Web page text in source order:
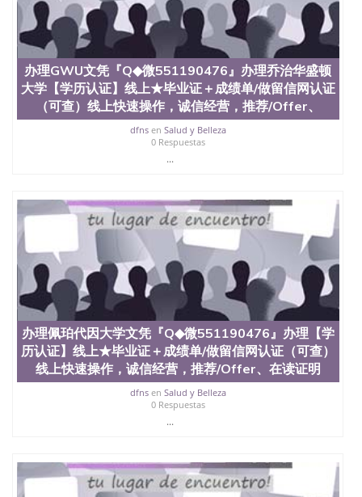
办理GWU文凭『Q◆微551190476』办理乔治华盛顿
大学【学历认证】线上★毕业证＋成绩单/做留信网认证
（可查）线上快速操作，诚信经营，推荐/Offer、
dfnsen Salud y Belleza
0 Respuestas
...
办理佩珀代因大学文凭『Q◆微551190476』办理【学
历认证】线上★毕业证＋成绩单/做留信网认证（可查）
线上快速操作，诚信经营，推荐/Offer、在读证明
dfnsen Salud y Belleza
0 Respuestas
...